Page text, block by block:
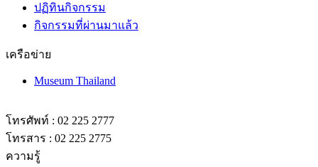
ปฏิทินกิจกรรม
กิจกรรมที่ผ่านมาแล้ว
เครือข่าย
Museum Thailand
โทรศัพท์ : 02 225 2777
โทรสาร : 02 225 2775
ความรู้